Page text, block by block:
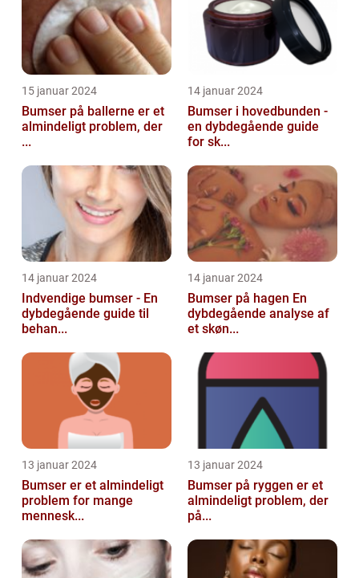
15 januar 2024
Bumser på ballerne er et
almindeligt problem, der
...
14 januar 2024
Bumser i hovedbunden -
en dybdegående guide
for sk...
14 januar 2024
Indvendige bumser - En
dybdegående guide til
behan...
14 januar 2024
Bumser på hagen En
dybdegående analyse af
et skøn...
13 januar 2024
Bumser er et almindeligt
problem for mange
mennesk...
13 januar 2024
Bumser på ryggen er et
almindeligt problem, der
på...